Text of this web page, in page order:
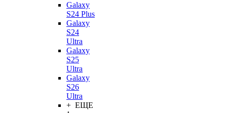
Galaxy
S24 Plus
Galaxy
S24
Ultra
Galaxy
S25
Ultra
Galaxy
S26
Ultra
+ ЕЩЕ